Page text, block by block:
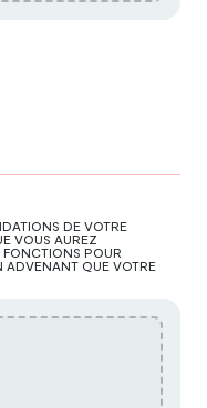
DE VOTRE
VOUS AUREZ
FONCTIONS POUR
ADVENANT QUE VOTRE